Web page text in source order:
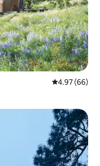
औसत रेटिंग 5 में
4.97 (66)